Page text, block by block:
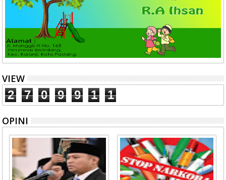
VIEW
2 7 0 9 9 1 1
OPINI